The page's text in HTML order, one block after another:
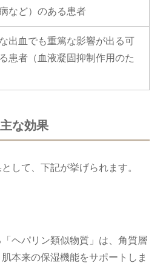
など）のある患者
出血でも重篤な影響が出る可
患者（血液凝固抑制作用のた
な効果
して、下記が挙げられます。
ヘパリン類似物質」は、角質層
本来の保湿機能をサポートしま